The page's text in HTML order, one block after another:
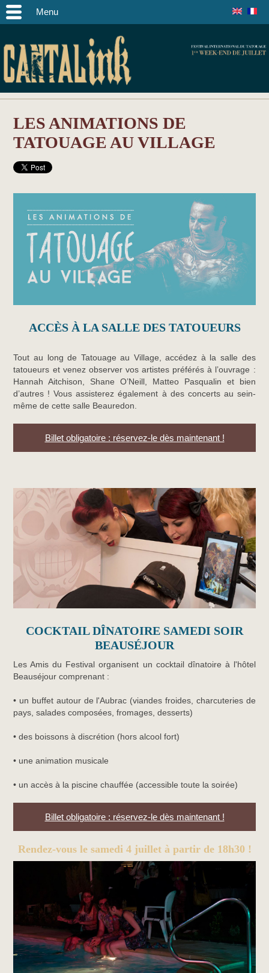
Menu
LES ANIMATIONS DE
TATOUAGE AU VILLAGE
ACCÈS À LA SALLE DES TATOUEURS
Tout au long de Tatouage au Village, accédez à la salle des
tatoueurs et venez observer vos artistes préférés à l’ouvrage :
Hannah Aitchison, Shane O’Neill, Matteo Pasqualin et bien
d’autres ! Vous assisterez également à des concerts au sein-
même de cette salle Beauredon.
Billet obligatoire : réservez-le dès maintenant !
COCKTAIL DÎNATOIRE SAMEDI SOIR
BEAUSÉJOUR
Les Amis du Festival organisent un cocktail dînatoire à l'hôtel
Beauséjour comprenant :
• un buffet autour de l'Aubrac (viandes froides, charcuteries de
pays, salades composées, fromages, desserts)
• des boissons à discrétion (hors alcool fort)
• une animation musicale
• un accès à la piscine chauffée (accessible toute la soirée)
Billet obligatoire : réservez-le dès maintenant !
Rendez-vous le samedi 4 juillet à partir de 18h30 !